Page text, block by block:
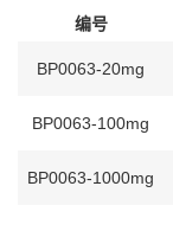
编号
BP0063-20mg
BP0063-100mg
BP0063-1000mg